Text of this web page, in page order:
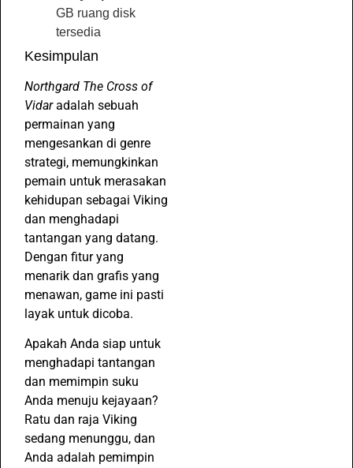
GB ruang disk
tersedia
Kesimpulan
Northgard The Cross of
Vidaradalah sebuah
permainan yang
mengesankan di genre
strategi, memungkinkan
pemain untuk merasakan
kehidupan sebagai Viking
dan menghadapi
tantangan yang datang.
Dengan fitur yang
menarik dan grafis yang
menawan, game ini pasti
layak untuk dicoba.
Apakah Anda siap untuk
menghadapi tantangan
dan memimpin suku
Anda menuju kejayaan?
Ratu dan raja Viking
sedang menunggu, dan
Anda adalah pemimpin